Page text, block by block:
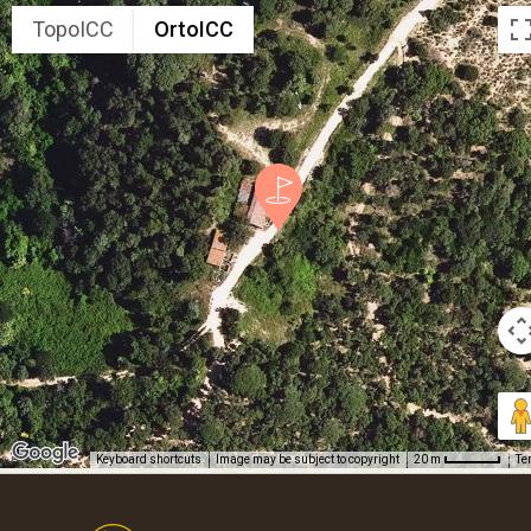
TopoICC OrtoICC
Keyboard shortcuts Image may be subject to copyright 20 m